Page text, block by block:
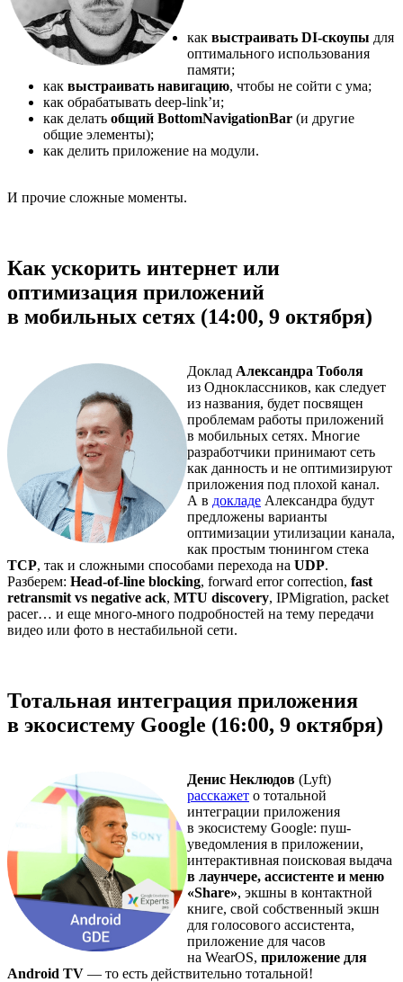
как выстраивать DI-скоупы для
оптимального использования
памяти;
как выстраивать навигацию, чтобы не сойти с ума;
как обрабатывать deep-link’и;
как делать общий BottomNavigationBar (и другие
общие элементы);
как делить приложение на модули.
И прочие сложные моменты.
Как ускорить интернет или
оптимизация приложений
в мобильных сетях (14:00, 9 октября)
Доклад Александра Тоболя
из Одноклассников, как следует
из названия, будет посвящен
проблемам работы приложений
в мобильных сетях. Многие
разработчики принимают сеть
как данность и не оптимизируют
приложения под плохой канал.
А в докладе Александра будут
предложены варианты
оптимизации утилизации канала,
как простым тюнингом стека
TCP, так и сложными способами перехода на UDP.
Разберем: Head-of-line blocking, forward error correction, fast
retransmit vs negative ack, MTU discovery, IPMigration, packet
pacer… и еще много-много подробностей на тему передачи
видео или фото в нестабильной сети.
Тотальная интеграция приложения
в экосистему Google (16:00, 9 октября)
Денис Неклюдов (Lyft)
расскажет о тотальной
интеграции приложения
в экосистему Google: пуш-
уведомления в приложении,
интерактивная поисковая выдача
в лаунчере, ассистенте и меню
«Share», экшны в контактной
книге, свой собственный экшн
для голосового ассистента,
приложение для часов
на WearOS, приложение для
Android TV — то есть действительно тотальной!